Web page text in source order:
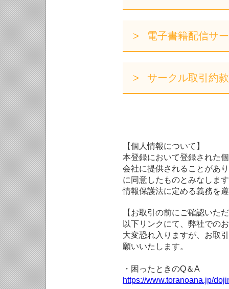
電子書籍配信サ
サークル取引約款
【個人情報について】
本登録において登録された
会社に提供されることがあ
に同意したものとみなしま
情報保護法に定める義務を
【お取引の前にご確認いた
以下リンクにて、弊社での
大変恐れ入りますが、お取
願いいたします。
・困ったときのQ＆A
https://www.toranoana.jp/